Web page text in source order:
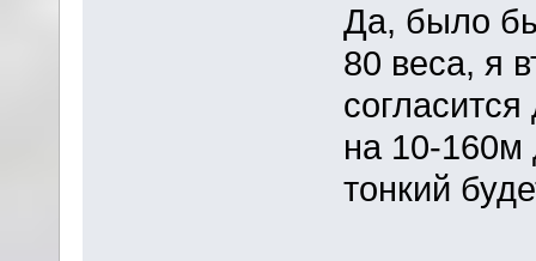
Да, было
80 веса, я
на 10-160м
тонкий